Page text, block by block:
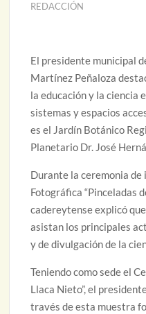
REDACCIÓN
El presidente municipal
Martínez Peñaloza
la educación y la ciencia
sistemas y espacios
es el Jardín Botánico
Planetario Dr. José
Durante la ceremonia de
Fotográfica “Pinceladas
cadereytense explicó
asistan los principales
y de divulgación de la
Teniendo como sede el
Llaca Nieto”, el
través de esta muestra